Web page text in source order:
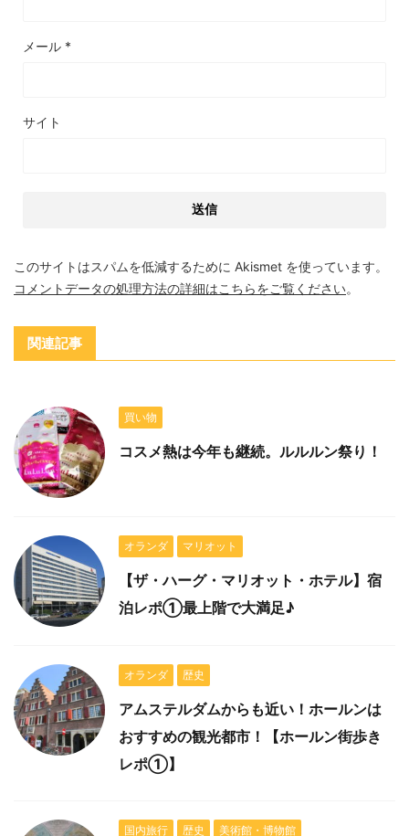
メール *
サイト
このサイトはスパムを低減するために Akismet を使っています。
コメントデータの処理方法の詳細はこちらをご覧ください。
関連記事
買い物
コスメ熱は今年も継続。ルルルン祭り！
オランダ マリオット
【ザ・ハーグ・マリオット・ホテル】宿
泊レポ①最上階で大満足♪
オランダ 歴史
アムステルダムからも近い！ホールンは
おすすめの観光都市！【ホールン街歩き
レポ①】
国内旅行 歴史 美術館・博物館